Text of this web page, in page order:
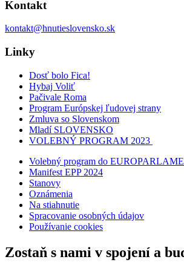
Kontakt
kontakt@hnutieslovensko.sk
Linky
Dosť bolo Fica!
Hybaj Voliť
Pačivale Roma
Program Európskej ľudovej strany
Zmluva so Slovenskom
Mladí SLOVENSKO
VOLEBNÝ PROGRAM 2023
Volebný program do
Manifest EPP 2024
Stanovy
Oznámenia
Na stiahnutie
Spracovanie osobných údajov
Používanie cookies
Zostaň s nami v spojení a